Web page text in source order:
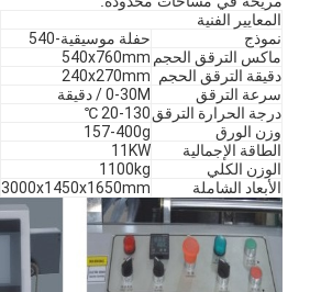
المعايير الفنية
نموذج
حفلة موسيقية-540
ماكس الترقق الحجم 540x760mm
دقيقة الترقق الحجم
240x270mm
سرعة الترقق
0-30M / دقيقة
درجة الحرارة الترقق20-130 ℃
وزن الورق
157-400g
الطاقة الإجمالية
11KW
الوزن الكلي
1100kg
الأبعاد الشاملة
3000x1450x1650mm